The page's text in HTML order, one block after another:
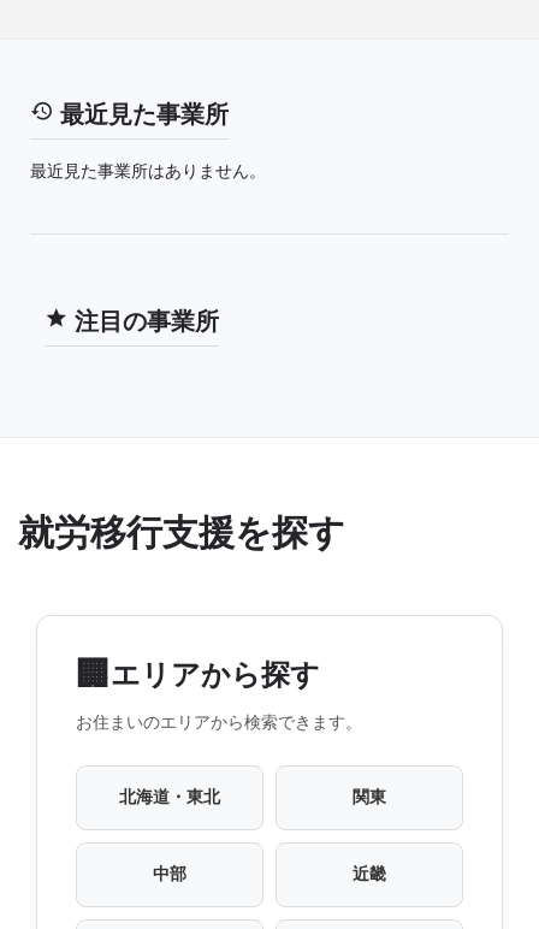
最近見た事業所
最近見た事業所はありません。
注目の事業所
就労移行支援を探す
🏢 エリアから探す
お住まいのエリアから検索できます。
北海道・東北 関東
中部 近畿